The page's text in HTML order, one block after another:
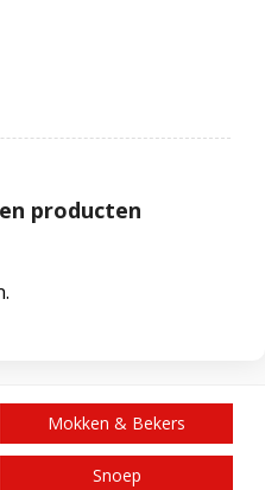
producten
Mokken & Bekers
Snoep